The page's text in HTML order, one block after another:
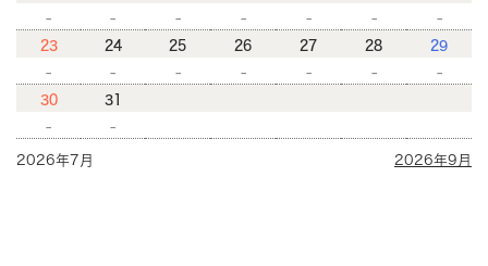
- - - - - - -
23
-
24
-
25
-
26
-
27
-
28
-
29
-
30
-
31
-
2026年7月 2026年9月